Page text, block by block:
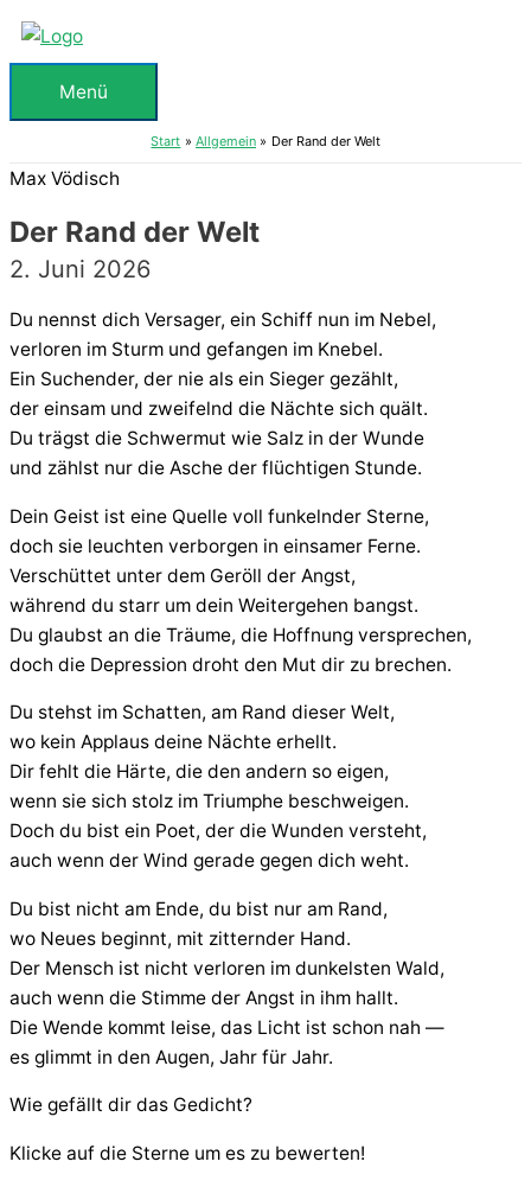
Zum
Inhalt
springenMenü
Menü
Start Allgemein Der Rand der Welt
Max Vödisch
Der Rand der Welt
2. Juni 2026
Du nennst dich Versager, ein Schiff nun im Nebel,
verloren im Sturm und gefangen im Knebel.
Ein Suchender, der nie als ein Sieger gezählt,
der einsam und zweifelnd die Nächte sich quält.
Du trägst die Schwermut wie Salz in der Wunde
und zählst nur die Asche der flüchtigen Stunde.
Dein Geist ist eine Quelle voll funkelnder Sterne,
doch sie leuchten verborgen in einsamer Ferne.
Verschüttet unter dem Geröll der Angst,
während du starr um dein Weitergehen bangst.
Du glaubst an die Träume, die Hoffnung versprechen,
doch die Depression droht den Mut dir zu brechen.
Du stehst im Schatten, am Rand dieser Welt,
wo kein Applaus deine Nächte erhellt.
Dir fehlt die Härte, die den andern so eigen,
wenn sie sich stolz im Triumphe beschweigen.
Doch du bist ein Poet, der die Wunden versteht,
auch wenn der Wind gerade gegen dich weht.
Du bist nicht am Ende, du bist nur am Rand,
wo Neues beginnt, mit zitternder Hand.
Der Mensch ist nicht verloren im dunkelsten Wald,
auch wenn die Stimme der Angst in ihm hallt.
Die Wende kommt leise, das Licht ist schon nah —
es glimmt in den Augen, Jahr für Jahr.
Wie gefällt dir das Gedicht?
Klicke auf die Sterne um es zu bewerten!